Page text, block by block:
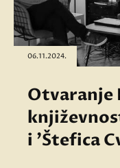
06.11.2024.
Otvaranje
i 'Štefica